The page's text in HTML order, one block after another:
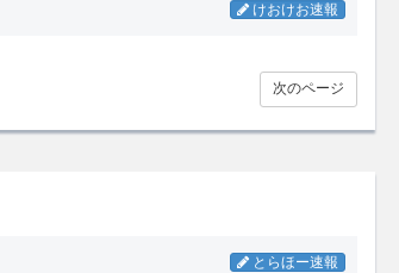
けおけお速報
次のページ